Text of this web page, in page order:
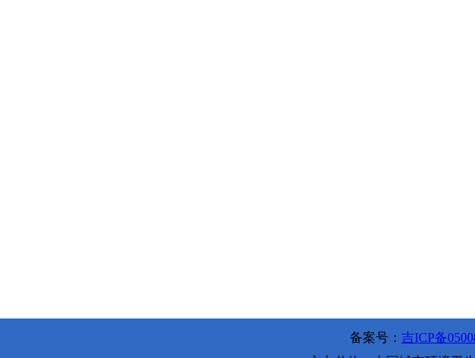
备案号： 吉ICP备